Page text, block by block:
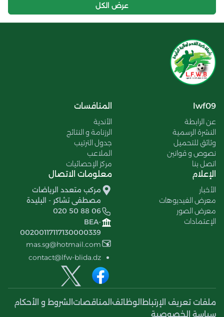
عرض الكل
lwf09
عن الرابطة
النشرة الرسمية
وثائق للتحميل
نصوص و قوانين
اتصل بنا
المنافسات
الأندية
الرزنامة و النتائج
جدول الترتيب
الملاعب
مركز الإحصائيات
الإعلام
الأخبار
معرض الفيديوهات
معرض الصور
الإعتمادات
معلومات الاتصال
مركب متعدد الرياضات
مصطفى تشاكر - البليدة
020 50 88 06
BEA-
00200117117130000339
mas.sg@hotmail.com
contact@lfw-blida.dz
ملفات تعريف الإرتباط الوظائف المناقصات الشروط و الأحكام
سياسة الخصوصية